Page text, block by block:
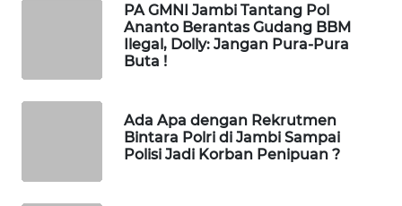
PA GMNI Jambi Tantang Pol
Ananto Berantas Gudang BBM
Ilegal, Dolly: Jangan Pura-Pura
Buta !
Ada Apa dengan Rekrutmen
Bintara Polri di Jambi Sampai
Polisi Jadi Korban Penipuan ?
FORJASIDA